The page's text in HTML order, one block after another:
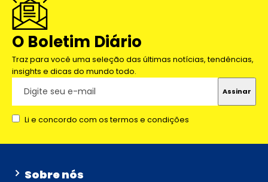
O Boletim Diário
Traz para você uma seleção das últimas notícias, tendências,
insights e dicas do mundo todo.
Li e concordo com os termos e condições
Sobre nós